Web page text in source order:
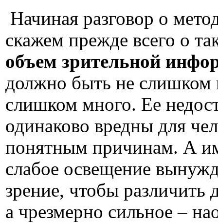
Начиная разговор о
скажем прежде всего о
объем зрительной
должно быть не слишком
слишком много. Ее
одинаково вредны для
понятным причинам. А
слабое освещение
зрение, чтобы различить
а чрезмерно сильное –